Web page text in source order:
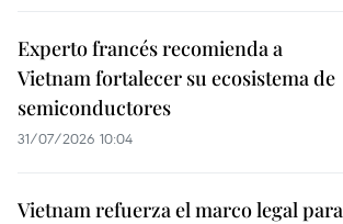
Experto francés recomienda a
Vietnam fortalecer su ecosistema de
semiconductores
31/07/2026 10:04
Vietnam refuerza el marco legal para